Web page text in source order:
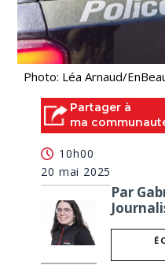
Photo: Léa Arnaud/
Partager à
ma
10h00
20 mai 2025
Par